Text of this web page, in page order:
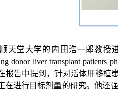
天堂大学的内田浩一郎教授
donor liver transplant patients
报告中提到，针对活体肝移植
在进行目标剂量的研究。他还